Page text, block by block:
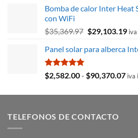
era:
es:
Bomba de calor Inter Heat
con WiFi
$35,369.97 El
original
$35,369.97.
$29,103.19El
Panel solar para alberca
Valorado
con
$2,582.00- $90,370.07 iva
TELEFONOS DE CONTACTO